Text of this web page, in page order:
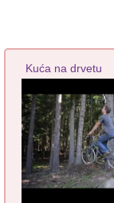
Kuća na drvetu